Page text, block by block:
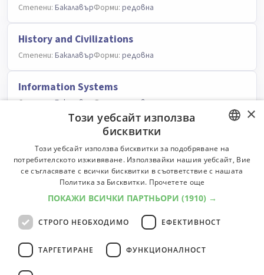
Степени: БакалавърФорми: редовна
History and Civilizations
Степени: БакалавърФорми: редовна
Information Systems
Степени:БакалавърФорми:редовна
Степени: БакалавърФорми: редовна
European Studies
Степени:БакалавърФорми:редовна
Computer Science
Степени:Бакалавър Форми:редовна
BULGARIAN
ENGLISH
×
Този уебсайт използва
бисквитки
Този уебсайт използва бисквитки за подобряване на
потребителското изживяване. Използвайки нашия уебсайт, Вие
се съгласявате с всички бисквитки в съответствие с нашата
Политика за Бисквитки. Прочетете още
ПОКАЖИ ВСИЧКИ ПАРТНЬОРИ (1910) →
СТРОГО НЕОБХОДИМО ЕФЕКТИВНОСТ
ТАРГЕТИРАНЕ ФУНКЦИОНАЛНОСТ